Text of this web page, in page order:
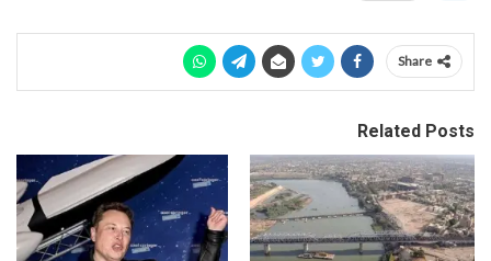
Share
Related Posts